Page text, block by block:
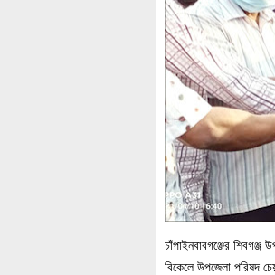
চাঁপাইনবাবগঞ্জের
বিকেলে উপজেলা পরিষদ